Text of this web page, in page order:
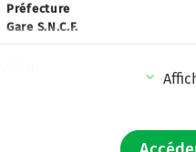
Préfecture
Gare S.N.C.F.